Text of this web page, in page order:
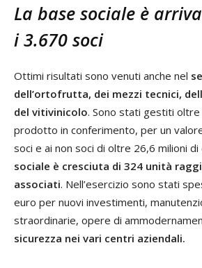
La base sociale è
i 3.670 soci
Ottimi risultati sono venuti anche nel
dell’ortofrutta, dei mezzi tecnici,
del vitivinicolo. Sono stati gestiti oltre
prodotto in conferimento, per un
soci e ai non soci di oltre 26,6 milioni di
sociale è cresciuta di 324 unità
associati. Nell’esercizio sono stati
euro per nuovi investimenti,
straordinarie, opere di
sicurezza nei vari centri aziendali.